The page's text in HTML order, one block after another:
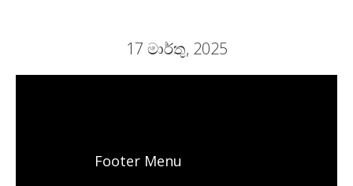
17 මාර්තු, 2025
Footer Menu